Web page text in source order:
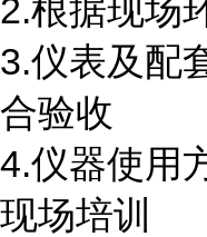
2.根据现场
3.仪表及配
合验收
4.仪器使用
现场培训